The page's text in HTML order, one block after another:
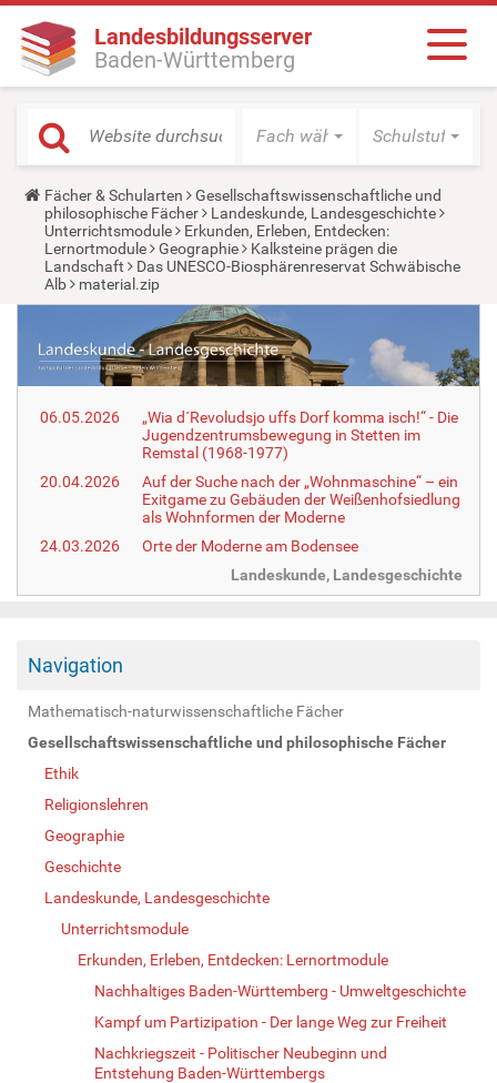
Landesbildungsserver
Baden-Württemberg
Fach wählen Schulstufe
Y
o
u
a
r
e
h
e
:
Fächer & Schularten
Gesellschaftswissenschaftliche und
philosophische Fächer
Landeskunde, Landesgeschichte
Unterrichtsmodule
Erkunden, Erleben, Entdecken:
Lernortmodule
Geographie
Kalksteine prägen die
Landschaft
Das UNESCO-Biosphärenreservat Schwäbische
Alb
material.zip
06.05.2026
„Wia d´Revoludsjo uffs Dorf komma isch!“ - Die
Jugendzentrumsbewegung in Stetten im
Remstal (1968-1977)
20.04.2026
Auf der Suche nach der „Wohnmaschine“ – ein
Exitgame zu Gebäuden der Weißenhofsiedlung
als Wohnformen der Moderne
24.03.2026
Orte der Moderne am Bodensee
Landeskunde, Landesgeschichte
Navigation
Mathematisch-naturwissenschaftliche Fächer
Gesellschaftswissenschaftliche und philosophische Fächer
Ethik
Religionslehren
Geographie
Geschichte
Landeskunde, Landesgeschichte
Unterrichtsmodule
Erkunden, Erleben, Entdecken: Lernortmodule
Nachhaltiges Baden-Württemberg - Umweltgeschichte
Kampf um Partizipation - Der lange Weg zur Freiheit
Nachkriegszeit - Politischer Neubeginn und
Entstehung Baden-Württembergs